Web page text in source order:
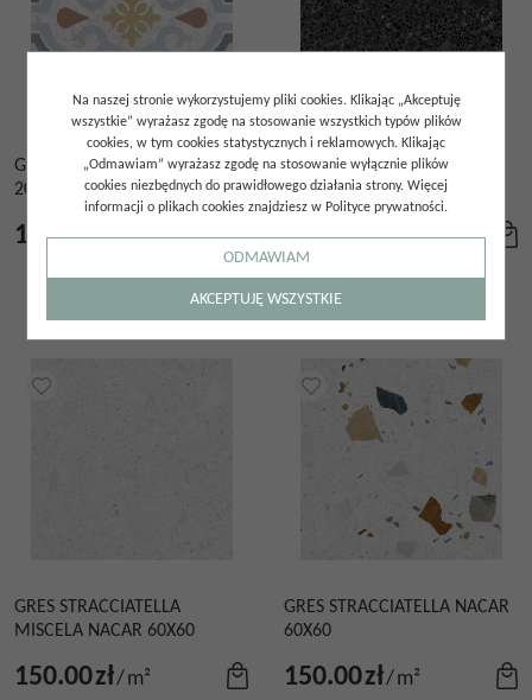
GRES STRACCIATELLA GUBA
20X20
150.00zł/m²
GRES STRACCIATELLA
MISCELA GRAFITO 60X60
150.00zł/m²
GRES STRACCIATELLA
MISCELA NACAR 60X60
150.00zł/m²
GRES STRACCIATELLA NACAR
60X60
150.00zł/m²
Na naszej stronie wykorzystujemy pliki cookies. Klikając „Akceptuję
wszystkie” wyrażasz zgodę na stosowanie wszystkich typów plików
cookies, w tym cookies statystycznych i reklamowych. Klikając
„Odmawiam” wyrażasz zgodę na stosowanie wyłącznie plików
cookies niezbędnych do prawidłowego działania strony. Więcej
informacji o plikach cookies znajdziesz w Polityce prywatności.
ODMAWIAM
AKCEPTUJĘ WSZYSTKIE